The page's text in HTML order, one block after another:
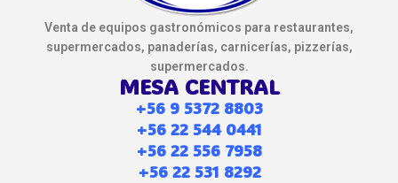
Venta de equipos gastronómicos para restaurantes,
supermercados, panaderías, carnicerías, pizzerías,
supermercados.
MESA CENTRAL
+56 9 5372 8803
+56 22 544 0441
+56 22 556 7958
+56 22 531 8292